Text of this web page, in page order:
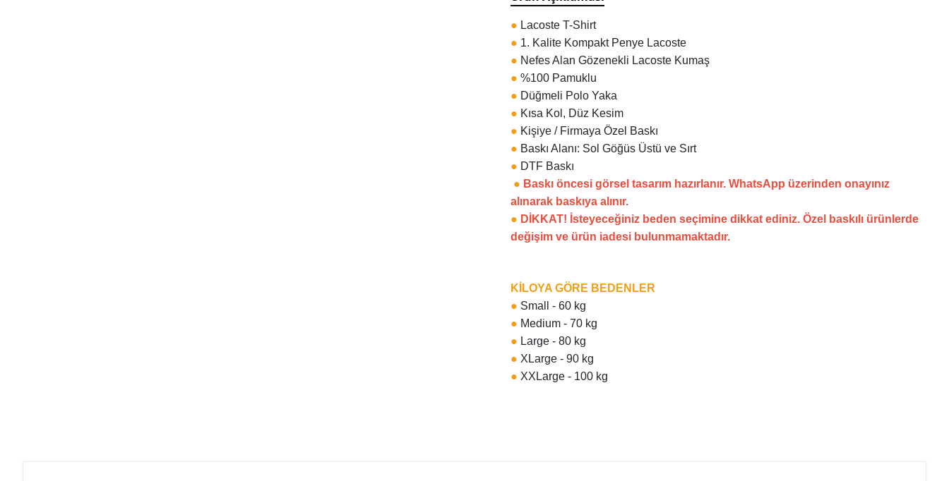
● Lacoste T-Shirt
● 1. Kalite Kompakt Penye Lacoste
● Nefes Alan Gözenekli Lacoste Kumaş
●%100 Pamuklu
● Düğmeli Polo Yaka
● Kısa Kol, Düz Kesim
● Kişiye / Firmaya Özel Baskı
● Baskı Alanı: Sol Göğüs Üstü ve Sırt
● DTF Baskı
● Baskı öncesi görsel tasarım hazırlanır. WhatsApp üzerinden onayınız
alınarak baskıya alınır.
● DİKKAT! İsteyeceğiniz beden seçimine dikkat ediniz. Özel baskılı ürünlerde
değişim ve ürün iadesi bulunmamaktadır.
KİLOYA GÖRE BEDENLER
● Small - 60 kg
● Medium - 70 kg
● Large - 80 kg
● XLarge - 90 kg
● XXLarge - 100 kg